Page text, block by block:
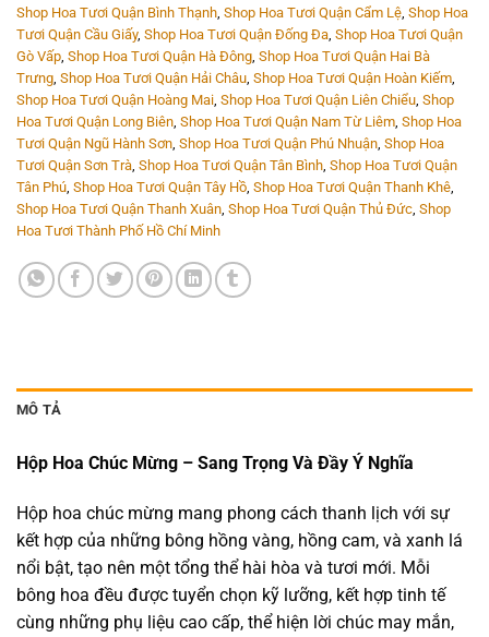
Shop Hoa Tươi Quận Bình Thạnh Shop Hoa Tươi Quận Cẩm Lệ Shop Hoa
Tươi Quận Cầu Giấy, Shop Hoa Tươi Quận Đống Đa Shop Hoa Tươi Quận
Gò Vấp Shop Hoa Tươi Quận Hà Đông Shop Hoa Tươi Quận Hai Bà
Trưng Shop Hoa Tươi Quận Hải Châu Shop Hoa Tươi Quận Hoàn Kiếm
Shop Hoa Tươi Quận Hoàng Mai Shop Hoa Tươi Quận Liên Chiểu Shop
Hoa Tươi Quận Long Biên Shop Hoa Tươi Quận Nam Từ Liêm Shop Hoa
Tươi Quận Ngũ Hành Sơn Shop Hoa Tươi Quận Phú Nhuận Shop Hoa
Tươi Quận Sơn Trà Shop Hoa Tươi Quận Tân Bình Shop Hoa Tươi Quận
Tân Phú Shop Hoa Tươi Quận Tây Hồ Shop Hoa Tươi Quận Thanh Khê
Shop Hoa Tươi Quận Thanh Xuân Shop Hoa Tươi Quận Thủ Đức Shop
Hoa Tươi Thành Phố Hồ Chí Minh
MÔ TẢ
Hộp Hoa Chúc Mừng – Sang Trọng Và Đầy Ý Nghĩa
Hộp hoa chúc mừng mang phong cách thanh lịch với sự
kết hợp của những bông hồng vàng, hồng cam, và xanh lá
nổi bật, tạo nên một tổng thể hài hòa và tươi mới. Mỗi
bông hoa đều được tuyển chọn kỹ lưỡng, kết hợp tinh tế
cùng những phụ liệu cao cấp, thể hiện lời chúc may mắn,